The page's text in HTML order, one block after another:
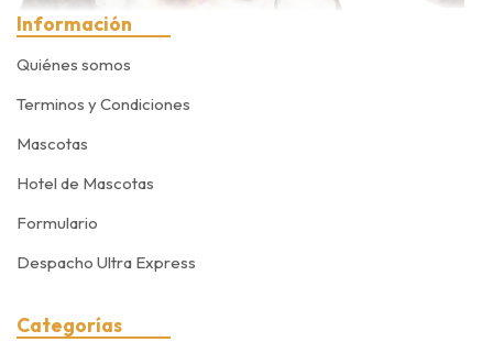
Información
Quiénes somos
Terminos y Condiciones
Mascotas
Hotel de Mascotas
Formulario
Despacho Ultra Express
Categorías